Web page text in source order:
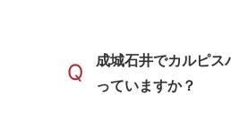
Q
成城石井でカルピス
っていますか？